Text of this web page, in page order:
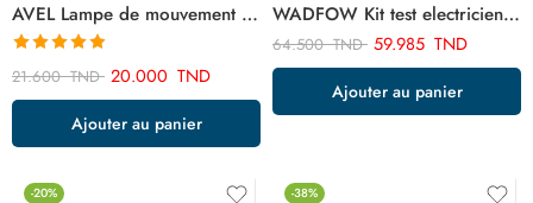
AVEL Lampe de mouvement ART01904
Note4.86
21.600TND 20.000 TND
Ajouter au panier
WADFOW Kit test electricien 3pcs WDM94011
64.500TND 59.985 TND
Ajouter au panier
-20%
-38%